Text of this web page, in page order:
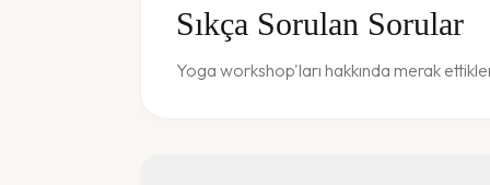
Sıkça Sorulan Sorular
Yoga workshop'ları hakkında merak